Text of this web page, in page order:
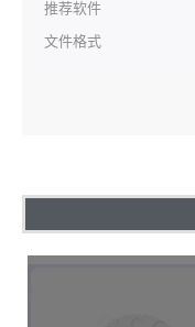
推荐软件
文件格式